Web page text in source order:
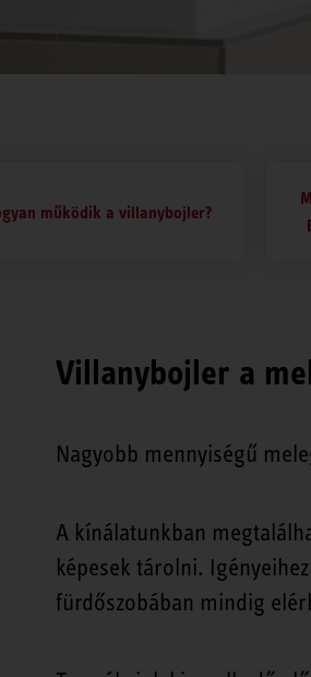
működik a villanybojler?
Villanybojler a
Nagyobb mennyiségű
A kínálatunkban
képesek tárolni.
fürdőszobában mindig